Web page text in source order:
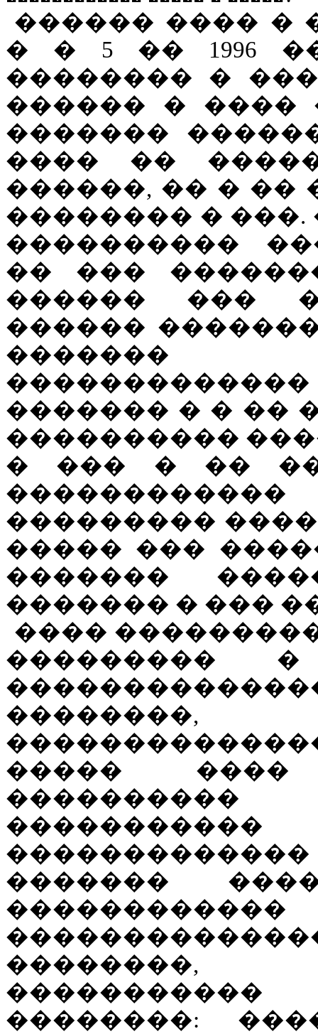
������ ���� �
� � 5 �� 1996
�������� �
������ � ����
�������
���� ��
������, �� � ��
�������� � ���.
����������
�� ���
������ ���
������
�������
������� � � ��
����������
� ��� � ��
���������
����� ���
�������
������� � ���
����
���������
����� ����
�������
��������,
��������: